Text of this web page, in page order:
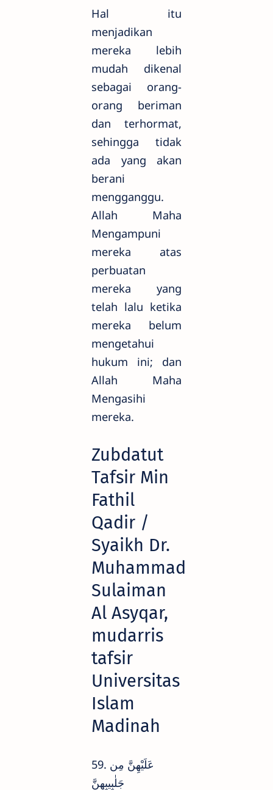
Hal itu
menjadikan
mereka lebih
mudah dikenal
sebagai orang-
orang beriman
dan terhormat,
sehingga tidak
ada yang akan
berani
mengganggu.
Allah Maha
Mengampuni
mereka atas
perbuatan
mereka yang
telah lalu ketika
mereka belum
mengetahui
hukum ini; dan
Allah Maha
Mengasihi
mereka.
Zubdatut
Tafsir Min
Fathil
Qadir /
Syaikh Dr.
Muhammad
Sulaiman
Al Asyqar,
mudarris
tafsir
Universitas
Islam
Madinah
59. عَلَيْهِنَّ مِن
جَلٰبِيبِهِنَّ